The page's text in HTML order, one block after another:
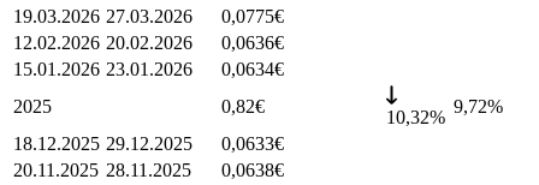
19.03.2026 27.03.2026 0,0775€
12.02.2026 20.02.2026 0,0636€
15.01.2026 23.01.2026 0,0634€
2025
0,82€
10,32%
9,72%
18.12.2025 29.12.2025 0,0633€
20.11.2025 28.11.2025 0,0638€